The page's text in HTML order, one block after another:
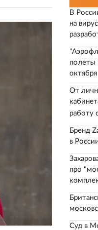
В
на
полеты
октября
От
работу
Бренд
в
про
Суд в